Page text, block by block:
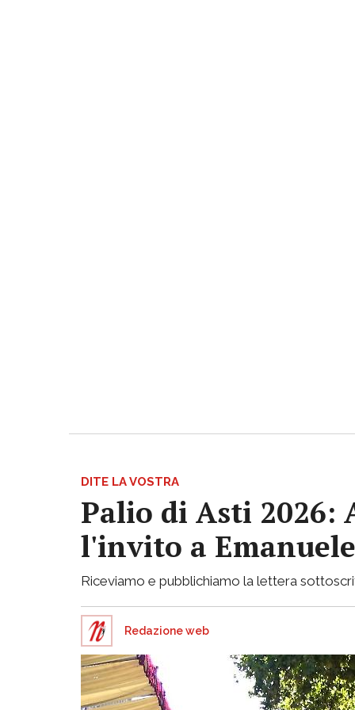
DITE LA VOSTRA
Palio di Asti 2026:
l'invito a
Riceviamo e pubblichiamo la lettera
Redazione web